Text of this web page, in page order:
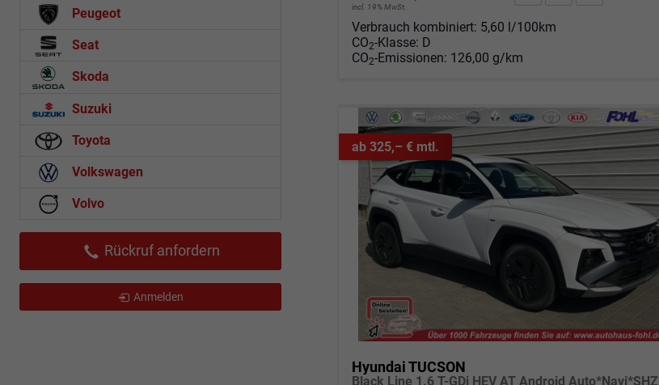
incl. 19% MwSt.
Verbrauch kombiniert: 5,60 l/100km
CO2-Klasse: D
CO2-Emissionen: 126,00 g/km
ab 325,– € mtl.
Hyundai TUCSON
Peugeot
Seat
Skoda
Suzuki
Toyota
Volkswagen
Volvo
Rückruf anfordern
Anmelden